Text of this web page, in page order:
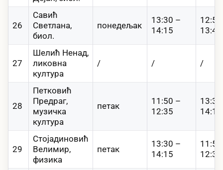
26
Савић
Светлана,
биол.
понедељак
13:30 –
14:15
13:40
27
Шелић Ненад,
ликовна
култура
/ / /
28
Петковић
Предраг,
музичка
култура
петак
11:50 –
12:35
14:15
29
Стојадиновић
Велимир,
физика
петак
13:30 –
14:15
12:35